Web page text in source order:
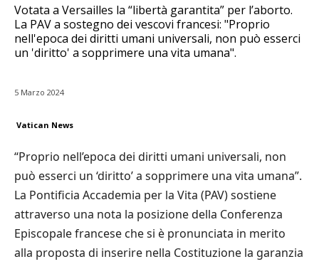
Votata a Versailles la “libertà garantita” per l’aborto.
La PAV a sostegno dei vescovi francesi: "Proprio
nell'epoca dei diritti umani universali, non può esserci
un 'diritto' a sopprimere una vita umana".
5 Marzo 2024
Vatican News
“Proprio nell’epoca dei diritti umani universali, non
può esserci un ‘diritto’ a sopprimere una vita umana”.
La Pontificia Accademia per la Vita (PAV) sostiene
attraverso una nota la posizione della Conferenza
Episcopale francese che si è pronunciata in merito
alla proposta di inserire nella Costituzione la garanzia